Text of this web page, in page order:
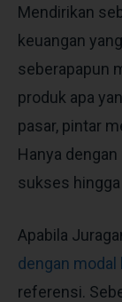
Mendirikan
keuangan
seberapapun
produk apa
pasar, pintar
Hanya
sukses
Apabila
dengan modal
referensi.